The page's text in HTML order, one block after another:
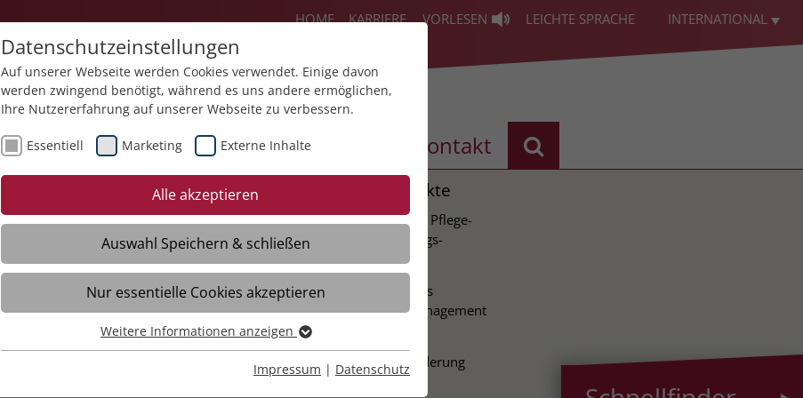
HOME KARRIERE VORLESEN LEICHTE SPRACHE INTERNATIONAL
Angebote Über uns Aktuelles Kontakt
Informationen für
Patientinnen und
Qualitätsberichte
Geschichten aus der St.
Lukas-Klinik
Termine Förderprojekte
KHZG – Digitale Pflege-
und Behandlungs-
dokumentation
KHZG – Digitales
Medikationsmanagement
Leistungsanforderung
Datenschutzeinstellungen
Auf unserer Webseite werden Cookies verwendet. Einige davon
werden zwingend benötigt, während es uns andere ermöglichen,
Ihre Nutzererfahrung auf unserer Webseite zu verbessern.
Essentiell Marketing Externe Inhalte
Alle akzeptieren
Auswahl Speichern & schließen
Nur essentielle Cookies akzeptieren
Essentielle Cookies werden für grundlegende Funktionen der
Weitere Informationen anzeigen
Impressum | Datenschutz